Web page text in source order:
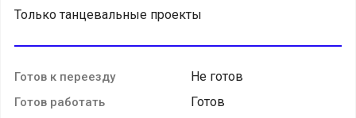
Только танцевальные проекты
Готов к переезду Не готов
Готов работать Готов